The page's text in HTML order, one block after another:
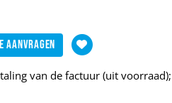
aanvragen
van de factuur (uit